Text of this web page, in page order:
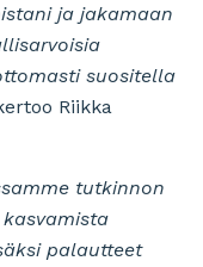
ja jakamaan
suositella
Riikka
tutkinnon
palautteet